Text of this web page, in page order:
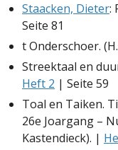
Staacken, Dieter:
Seite 81
t Onderschoer.
Streektaal en
Heft 2 | Seite 59
Toal en Taiken.
26e Joargang –
Kastendieck). |